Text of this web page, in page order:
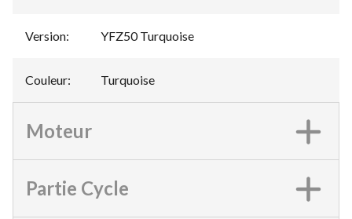
Version: YFZ50 Turquoise
Couleur: Turquoise
Moteur
Partie Cycle